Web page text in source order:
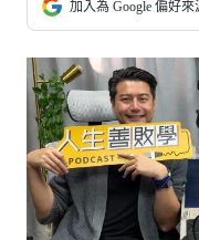
加入為 Google 偏好來